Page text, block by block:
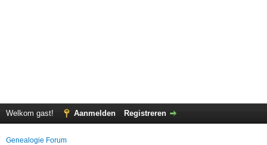
Welkom gast! Aanmelden Registreren
Genealogie Forum